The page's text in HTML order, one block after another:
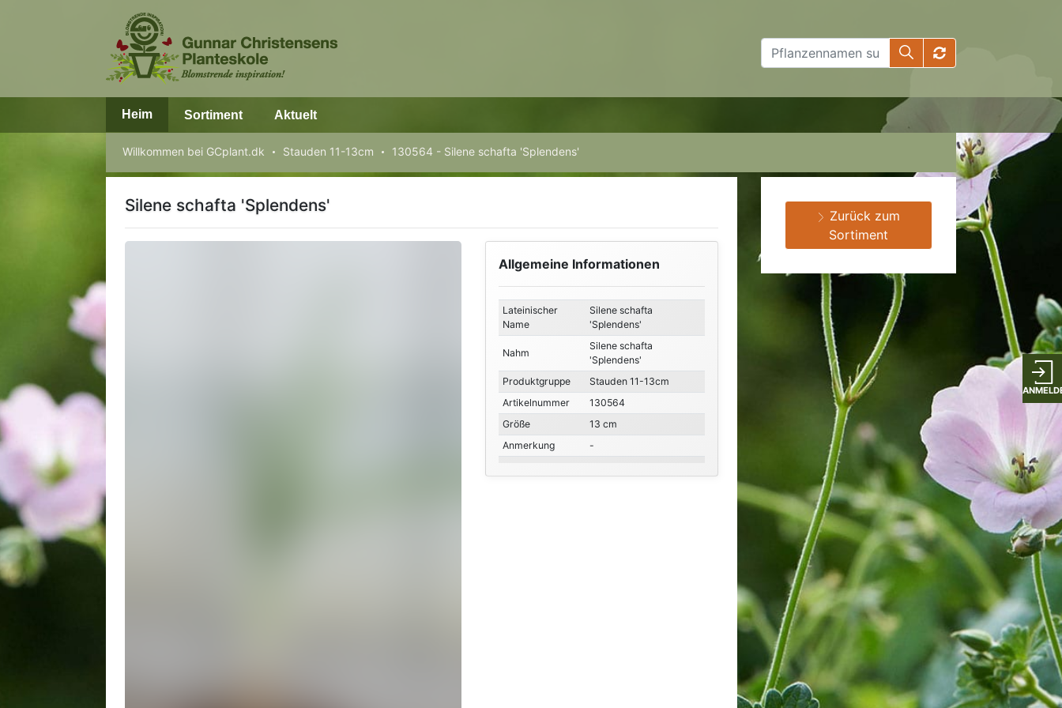
Heim Sortiment Aktuelt
Willkommen bei GCplant.dk Stauden 11-13cm 130564 - Silene schafta 'Splendens'
Silene schafta 'Splendens'
Allgemeine Informationen
Lateinischer
Name
Silene schafta
'Splendens'
Nahm
Silene schafta
'Splendens'
Produktgruppe
Stauden 11-13cm
Artikelnummer
130564
Größe
13 cm
Anmerkung
-
Zurück zum
Sortiment